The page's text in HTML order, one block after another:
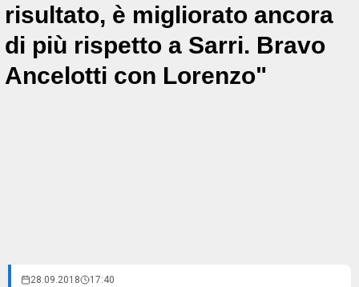
risultato, è migliorato ancora
di più rispetto a Sarri. Bravo
Ancelotti con Lorenzo"
28.09.2018 17:40